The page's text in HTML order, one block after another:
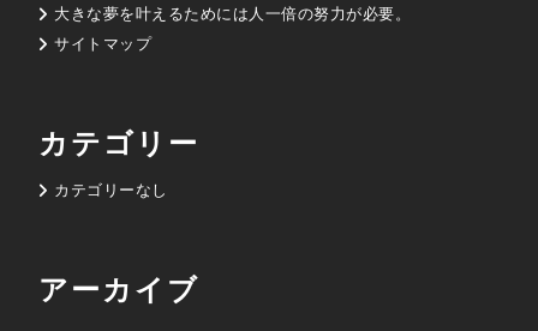
大きな夢を叶えるためには人一倍の努力が必要。
サイトマップ
カテゴリー
カテゴリーなし
アーカイブ